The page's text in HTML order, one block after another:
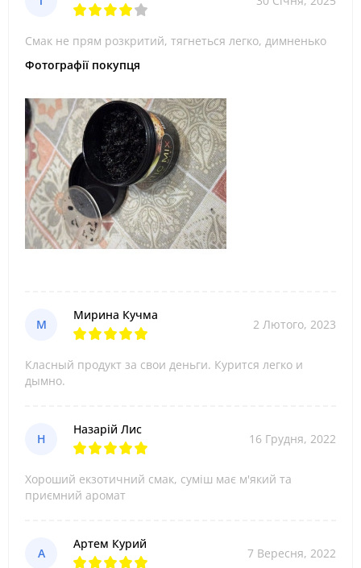
Смак не прям розкритий, тягнеться легко, димненько
Фотографії покупця
М
Мирина Кучма
2 Лютого, 2023
Класный продукт за свои деньги. Курится легко и
дымно.
Н
Назарій Лис
16 Грудня, 2022
Хороший екзотичний смак, суміш має м'який та
приємний аромат
А
Артем Курий
7 Вересня, 2022